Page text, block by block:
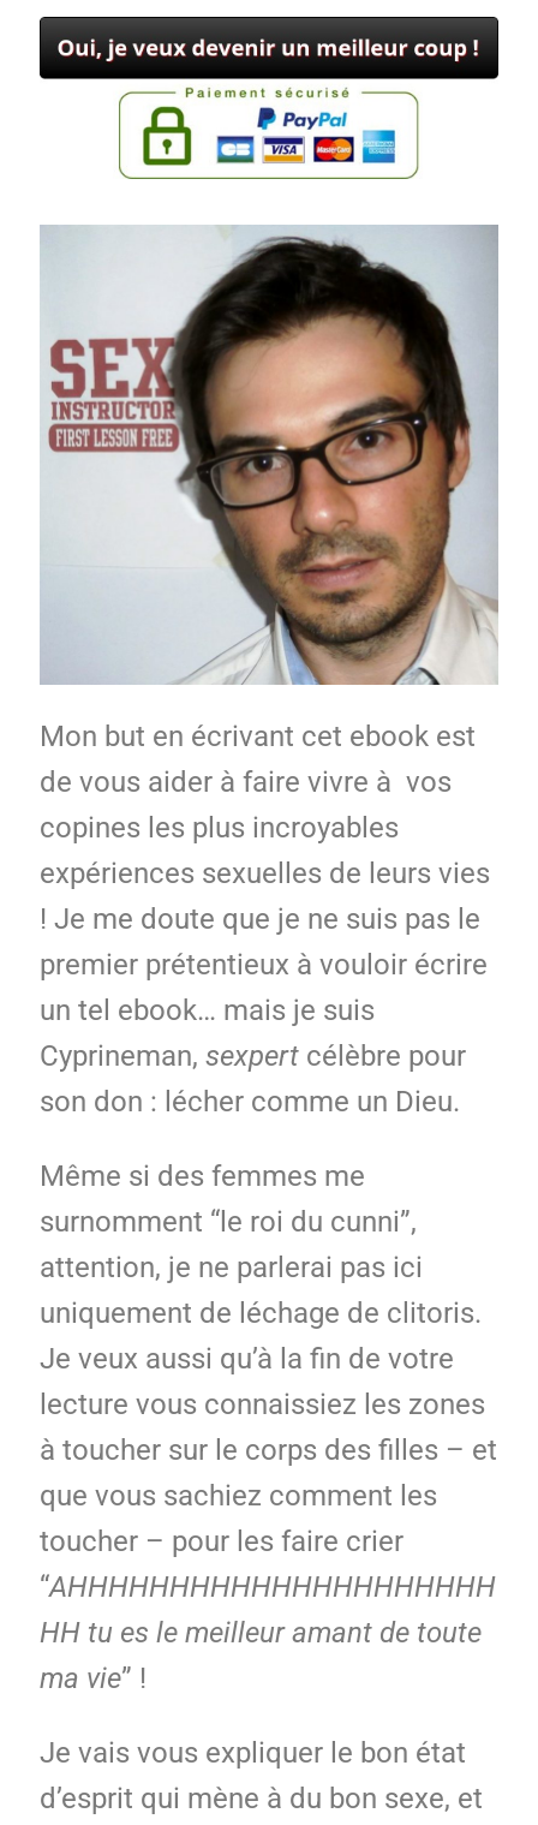
Mon but en écrivant cet ebook est
de vous aider à faire vivre à vos
copines les plus incroyables
expériences sexuelles de leurs vies
! Je me doute que je ne suis pas le
premier prétentieux à vouloir écrire
un tel ebook… mais je suis
Cyprineman, sexpertcélèbre pour
son don : lécher comme un Dieu.
Même si des femmes me
surnomment “le roi du cunni”,
attention, je ne parlerai pas ici
uniquement de léchage de clitoris.
Je veux aussi qu’à la fin de votre
lecture vous connaissiez les zones
à toucher sur le corps des filles – et
que vous sachiez comment les
toucher – pour les faire crier
“AHHHHHHHHHHHHHHHHHHHHH
HH tu es le meilleur amant de toute
ma vie” !
Je vais vous expliquer le bon état
d’esprit qui mène à du bon sexe, et